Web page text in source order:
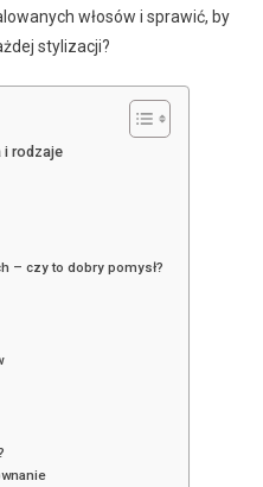
włosów i sprawić, by
stylizacji?
i rodzaje
– czy to dobry pomysł?